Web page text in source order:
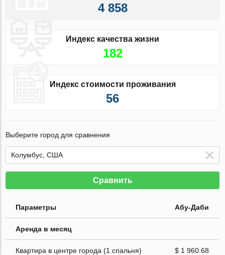
4 858
Индекс качества жизни
182
Индекс стоимости проживания
56
Выберите город для сравнения
Сравнить
Параметры Абу-Даби
Аренда в месяц
Квартира в центре города (1 спальня) $ 1 960.68